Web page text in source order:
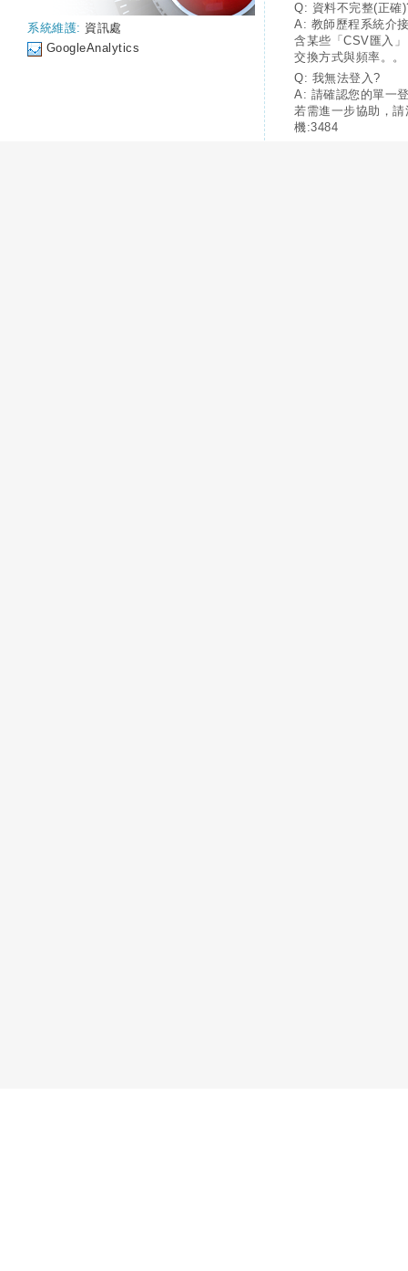
系統維護: 資訊處
GoogleAnalytics
Q: 資料不完整(正確
A: 教師歷程系統介
含某些「CSV匯入
交換方式與頻率。。
Q: 我無法登入?
A: 請確認您的單一
若需進一步協助，
機:3484